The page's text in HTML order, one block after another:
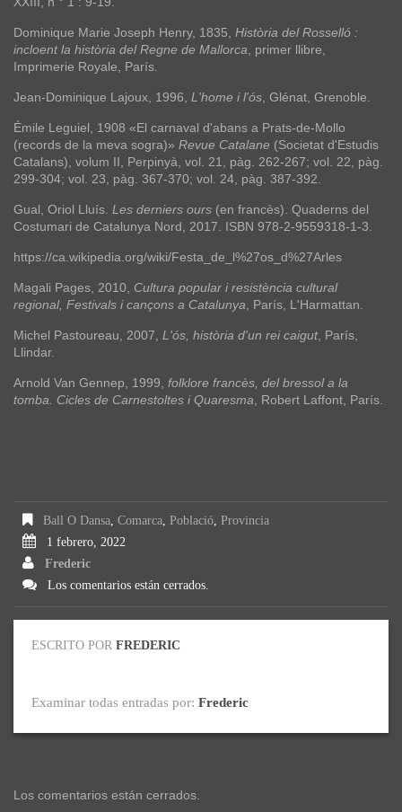
Dominique Marie Joseph Henry, 1835, Història del Rosselló :
incloent la història del Regne de Mallorca , primer llibre,
Imprimerie Royale, París.
Jean-Dominique Lajoux, 1996, L'home i l'ós , Glénat, Grenoble.
Émile Leguiel, 1908 «El carnaval d'abans a Prats-de-Mollo
(records de la meva sogra)» Revue Catalane (Societat d'Estudis
Catalans), volum II, Perpinyà, vol. 21, pàg. 262-267; vol. 22, pàg.
299-304; vol. 23, pàg. 367-370; vol. 24, pàg. 387-392.
Gual, Oriol Lluís. Les derniers ours (en francès). Quaderns del
Costumari de Catalunya Nord, 2017. ISBN 978-2-9559318-1-3.
https://ca.wikipedia.org/wiki/Festa_de_l%27os_d%27Arles
Magali Pages, 2010, Cultura popular i resistència cultural
regional, Festivals i cançons a Catalunya , París, L'Harmattan.
Michel Pastoureau, 2007, L'ós, història d'un rei caigut, París,
Llindar.
Arnold Van Gennep, 1999, folklore francès, del bressol a la
tomba.
Cicles de Carnestoltes i Quaresma , Robert Laffont, París.
Ball O Dansa Comarca Població Provincia
1 febrero, 2022
Frederic
Los comentarios están cerrados.
ESCRITO POR FREDERIC
Examinar todas entradas por: Frederic
Los comentarios están cerrados.